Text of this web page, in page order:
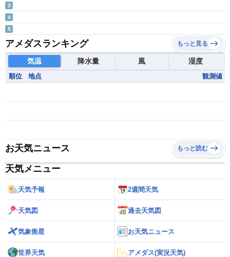
3
4
5
アメダスランキング もっと見る
気温 降水量 風 湿度
順位 地点 観測値
お天気ニュース もっと読む
天気メニュー
天気予報 2週間天気
天気図 過去天気図
気象衛星 お天気ニュース
世界天気 アメダス(実況天気)